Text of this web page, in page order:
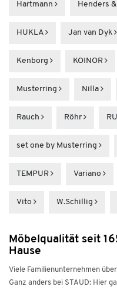
Hartmann Henders &
HUKLA Jan van Dyk
Kenborg KOINOR
Musterring Nilla
Rauch Röhr
set one by Musterring
TEMPUR Variano
Vito W.Schillig
Möbelqualität seit
Hause
Viele Familienunternehmen
Ganz anders bei STAUD: Hier